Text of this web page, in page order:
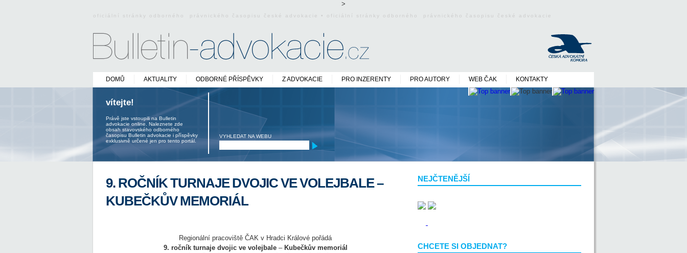
>
oficiální stránky odborného právnického časopisu české advokacie • oficiální stránky odborného právnického časopisu české advokacie
DOMŮ AKTUALITY ODBORNÉ PŘÍSPĚVKY Z ADVOKACIE PRO INZERENTY PRO AUTORY WEB ČAK KONTAKTY
vítejte!
Právě jste vstoupili na Bulletin
advokacie online. Naleznete zde
obsah stavovského odborného
časopisu Bulletin advokacie i příspěvky
exklusivně určené jen pro tento portál.
VYHLEDAT NA WEBU
NEJČTENĚJŠÍ
CHCETE SI OBJEDNAT?
9. ROČNÍK TURNAJE DVOJIC VE VOLEJBALE –
KUBEČKŮV MEMORIÁL
Regionální pracoviště ČAK v Hradci Králové pořádá
9. ročník turnaje dvojic ve volejbale– Kubečkův memoriál